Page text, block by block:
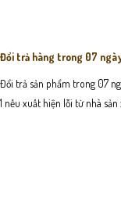
Đổi trả hàng trong 07
Đổi trả sản phẩm trong 07
1 nếu xuất hiện lỗi từ nhà sản